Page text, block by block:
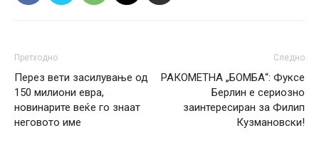
Претходно
Перез вети засилување од
150 милиони евра,
новинарите веќе го знаат
неговото име
Следно
РАКОМЕТНА „БОМБА“: Фуксе
Берлин е сериозно
заинтересиран за Филип
Кузмановски!